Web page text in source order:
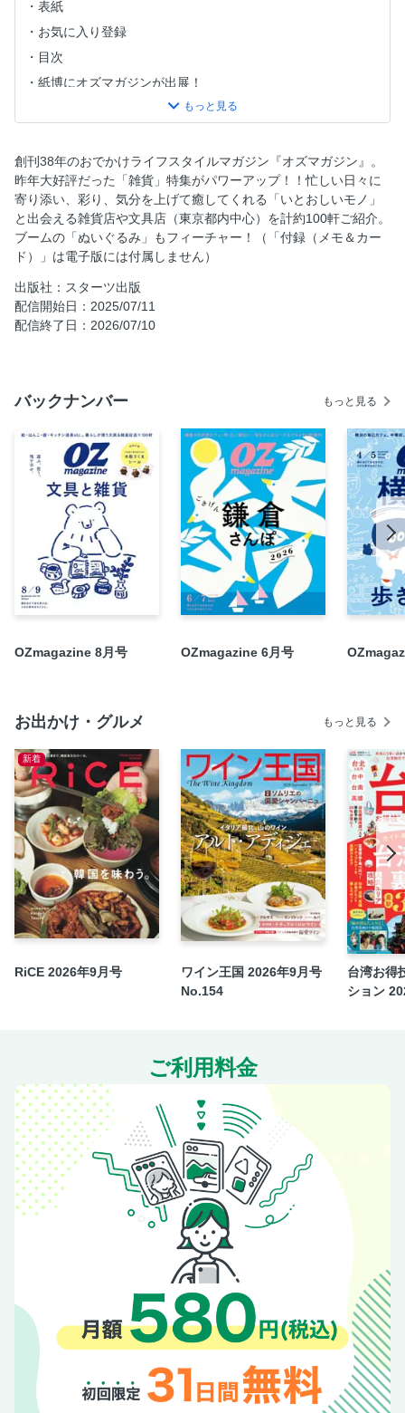
表紙
お気に入り登録
目次
紙博にオズマガジンが出展！
文具と雑貨と、ぬいぐるみ:タイトル
LOVEお買い物ツアー①代々木上原
LOVEお買い物ツアー②谷根千
LOVEお買い物ツアー③学芸大学
LOVEお買い物ツアー④蔵前
LOVEお買い物ツアー⑤京王線沿線
大人になっても、たからもの。LOVEぬい
星燈社を訪ねて
書くこと、残すこと。
2025ブング＆ザッカ通信
【連載】甲斐みのりさんの さて、おやつにしますか
ZAKKA BUNGU SHOP CATALOG
【連載】にぎわう街を嗅ぎつける あちこちトトさんぽ
【連載】民藝ちゃんの暮らす町
【連載】明日、旅に出るのなら、
【連載】Kanocoのエブリデイトーク
【連載】スタイリスト轟木節子さんのなりゆき出逢い旅
【連載】トトと行こうよ！本屋さんはワンダーランド
マンガ：トトちゃん
EDITORs ＭＥＭＯ
次号予告
創刊38年のおでかけライフスタイルマガジン『オズマガジン』。
昨年大好評だった「雑貨」特集がパワーアップ！！忙しい日々に
寄り添い、彩り、気分を上げて癒してくれる「いとおしいモノ」
と出会える雑貨店や文具店（東京都内中心）を計約100軒ご紹介。
ブームの「ぬいぐるみ」もフィーチャー！（「付録（メモ＆カー
ド）」は電子版には付属しません）
出版社：スターツ出版
配信開始日：2025/07/11
配信終了日：2026/07/10
バックナンバー もっと見る
OZmagazine 8月号 OZmagazine 6月号
お出かけ・グルメ もっと見る
新着
RiCE 2026年9月号
ワイン王国 2026年9月号
No.154
台湾お得
ション
ご利用料金